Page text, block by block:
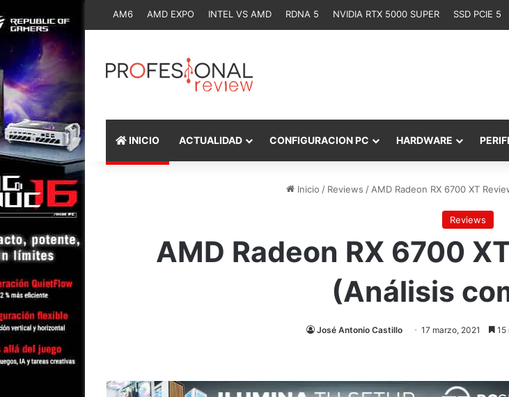
AM6 AMD EXPO INTEL VS AMD RDNA 5 NVIDIA RTX 5000 SUPER SSD PCIE 5
INICIO ACTUALIDAD CONFIGURACION PC HARDWARE
Inicio / Reviews / AMD Radeon RX 6700 XT
Reviews
AMD Radeon RX 6700
(Análisis
José Antonio Castillo 17 marzo, 2021 15